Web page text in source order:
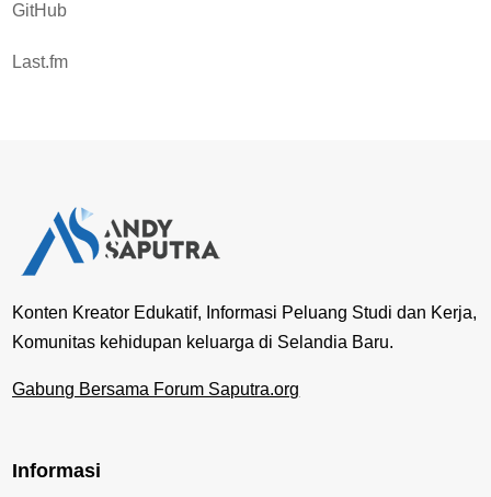
GitHub
Last.fm
Konten Kreator Edukatif, Informasi Peluang Studi dan Kerja,
Komunitas kehidupan keluarga di Selandia Baru.
Gabung Bersama Forum Saputra.org
Informasi